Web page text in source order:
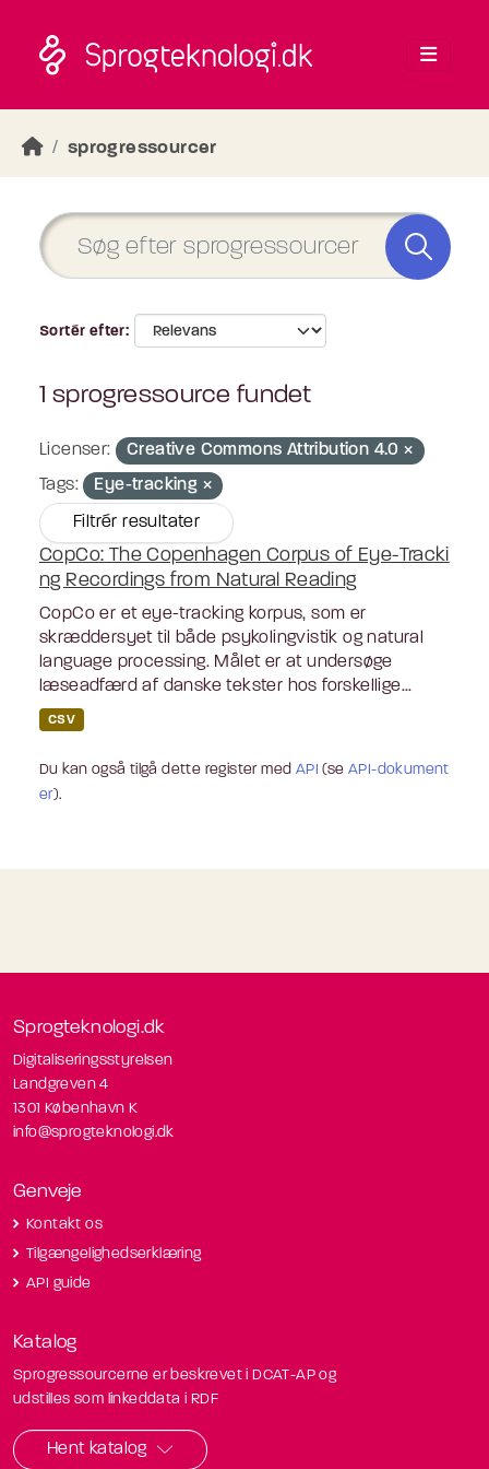
sprogressourcer
Sortér efter
1 sprogressource fundet
Licenser:
Creative Commons Attribution 4.0
Tags:
Eye-tracking
Filtrér resultater
CopCo: The Copenhagen Corpus of Eye-Tracki
ng Recordings from Natural Reading
CopCo er et eye-tracking korpus, som er
skræddersyet til både psykolingvistik og natural
language processing. Målet er at undersøge
læseadfærd af danske tekster hos forskellige...
CSV
Du kan også tilgå dette register med API (seAPI-dokument
er).
Sprogteknologi.dk
Digitaliseringsstyrelsen
Landgreven 4
1301 København K
info@sprogteknologi.dk
Genveje
Kontakt os
Tilgængelighedserklæring
API guide
Katalog
Sprogressourcerne er beskrevet i DCAT-AP og
udstilles som linkeddata i RDF
Hent katalog